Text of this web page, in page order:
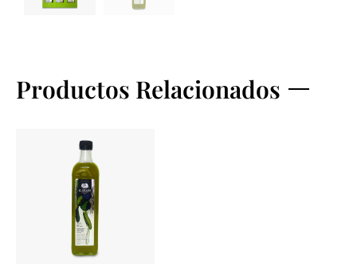
Productos Relacionados